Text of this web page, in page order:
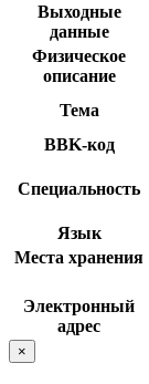
Выходные
данные
Физическое
описание
Тема
BBK-код
Специальность
Язык
Места хранения
Электронный
адрес
×